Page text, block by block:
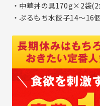
・中華丼の具170g×2袋
・ぷるもち水餃子14～